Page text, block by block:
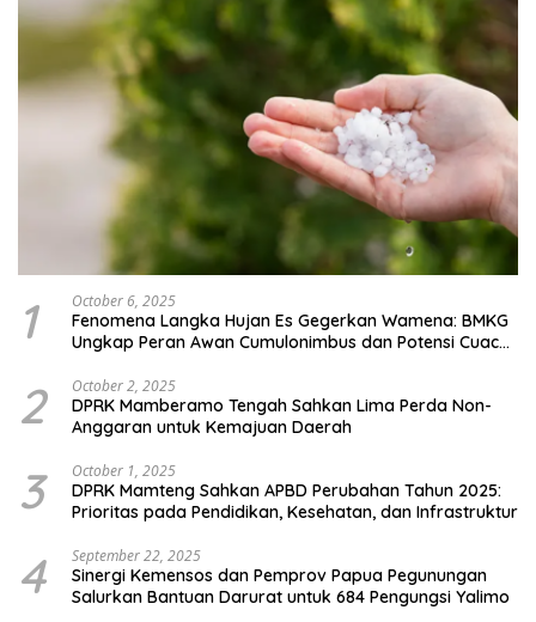
1 October 6, 2025
Fenomena Langka Hujan Es Gegerkan Wamena: BMKG
Ungkap Peran Awan Cumulonimbus dan Potensi Cuaca
2 October 2, 2025
DPRK Mamberamo Tengah Sahkan Lima Perda Non-
Anggaran untuk Kemajuan Daerah
3 October 1, 2025
DPRK Mamteng Sahkan APBD Perubahan Tahun 2025:
Prioritas pada Pendidikan, Kesehatan, dan Infrastruktur
4 September 22, 2025
Sinergi Kemensos dan Pemprov Papua Pegunungan
Salurkan Bantuan Darurat untuk 684 Pengungsi Yalimo